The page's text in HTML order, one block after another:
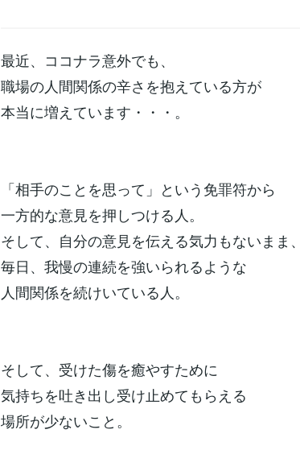
最近、ココナラ意外でも、
職場の人間関係の辛さを抱えている方が
本当に増えています・・・。
「相手のことを思って」という免罪符から
一方的な意見を押しつける人。
そして、自分の意見を伝える気力もないまま、
毎日、我慢の連続を強いられるような
人間関係を続けいている人。
そして、受けた傷を癒やすために
気持ちを吐き出し受け止めてもらえる
場所が少ないこと。